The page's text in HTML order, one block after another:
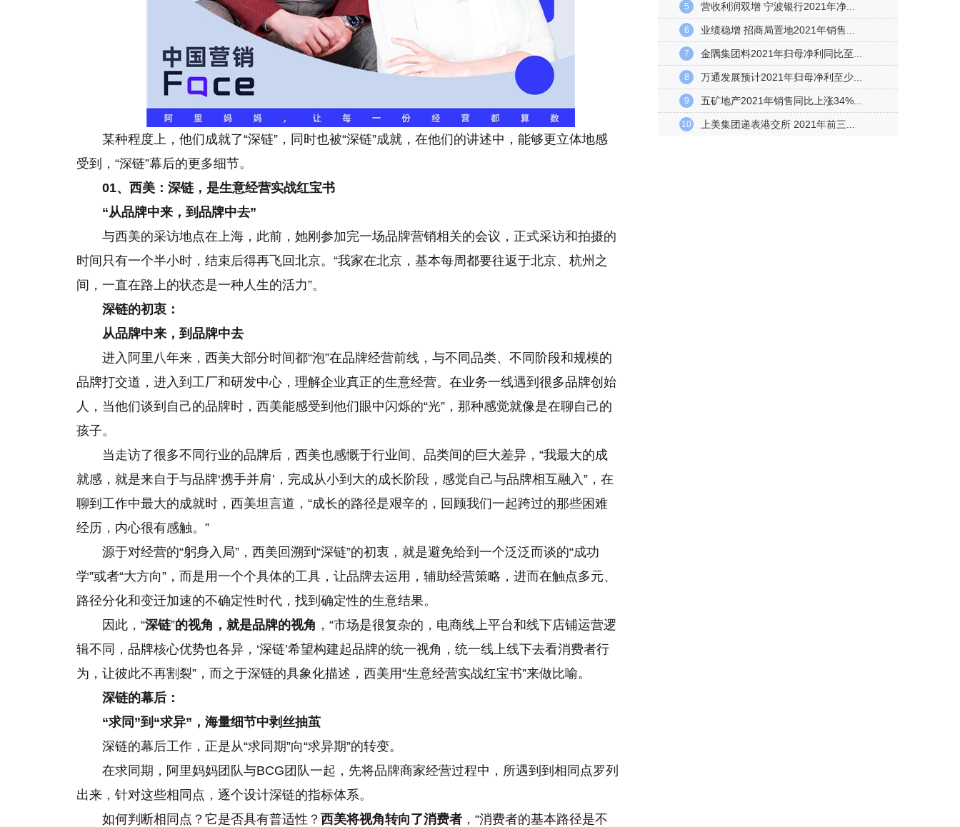
某种程度上，他们成就了“深链”，同时也被“深链”成就，在他们的讲述中，能够更立体地感
受到，“深链”幕后的更多细节。
01、 西美：深链，是生意经营实战红宝书
“从品牌中来，到品牌中去”
与西美的采访地点在上海，此前，她刚参加完一场品牌营销相关的会议，正式采访和拍摄的
时间只有一个半小时，结束后得再飞回北京。“我家在北京，基本每周都要往返于北京、杭州之
间，一直在路上的状态是一种人生的活力”。
深链的初衷：
从品牌中来，到品牌中去
进入阿里八年来，西美大部分时间都“泡”在品牌经营前线，与不同品类、不同阶段和规模的
品牌打交道，进入到工厂和研发中心，理解企业真正的生意经营。在业务一线遇到很多品牌创始
人，当他们谈到自己的品牌时，西美能感受到他们眼中闪烁的“光”，那种感觉就像是在聊自己的
孩子。
当走访了很多不同行业的品牌后，西美也感慨于行业间、品类间的巨大差异，“我最大的成
就感，就是来自于与品牌‘携手并肩’，完成从小到大的成长阶段，感觉自己与品牌相互融入”，在
聊到工作中最大的成就时，西美坦言道，“成长的路径是艰辛的，回顾我们一起跨过的那些困难
经历，内心很有感触。”
源于对经营的“躬身入局”，西美回溯到“深链”的初衷，就是避免给到一个泛泛而谈的“成功
学”或者“大方向”，而是用一个个具体的工具，让品牌去运用，辅助经营策略，进而在触点多元、
路径分化和变迁加速的不确定性时代，找到确定性的生意结果。
因此，“深链”的视角，就是品牌的视角 ，“市场是很复杂的，电商线上平台和线下店铺运营逻
辑不同，品牌核心优势也各异，‘深链’希望构建起品牌的统一视角，统一线上线下去看消费者行
为，让彼此不再割裂”，而之于深链的具象化描述，西美用“生意经营实战红宝书”来做比喻。
深链的幕后：
“求同”到“求异”，海量细节中剥丝抽茧
深链的幕后工作，正是从“求同期”向“求异期”的转变。
在求同期，阿里妈妈团队与BCG团队一起，先将品牌商家经营过程中，所遇到到相同点罗列
出来，针对这些相同点，逐个设计深链的指标体系。
如何判断相同点？它是否具有普适性？ 西美将视角转向了消费者 ，“消费者的基本路径是不
5 营收利润双增 宁波银行2021年净...
6 业绩稳增 招商局置地2021年销售...
7 金隅集团料2021年归母净利同比至...
8 万通发展预计2021年归母净利至少...
9 五矿地产2021年销售同比上涨34%...
10 上美集团递表港交所 2021年前三...